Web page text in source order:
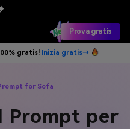
Prova gratis
gratis! Inizia gratis→
for Sofa
Prompt per